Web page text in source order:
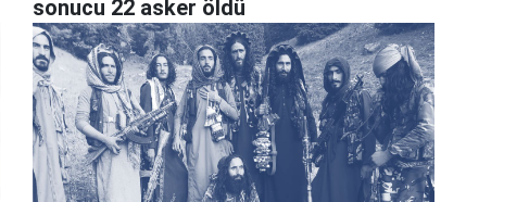
sonucu 22 asker öldü